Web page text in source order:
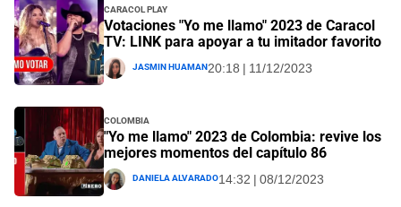
Caracol PLAY
Votaciones "Yo me llamo" 2023 de Caracol
TV: LINK para apoyar a tu imitador favorito
Jasmin Huaman20:18 | 11/12/2023
Colombia
"Yo me llamo" 2023 de Colombia: revive los
mejores momentos del capítulo 86
Daniela Alvarado14:32 | 08/12/2023